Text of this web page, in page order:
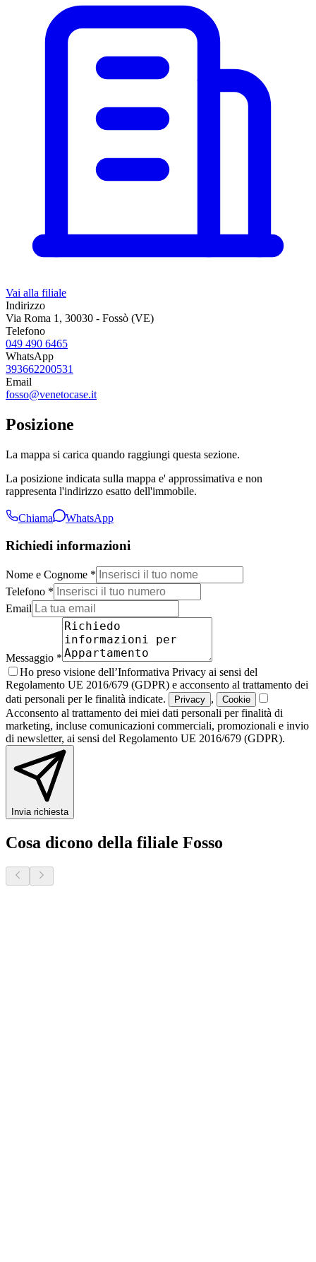
Vai alla filiale
Indirizzo
Via Roma 1, 30030 - Fossò (VE)
Telefono
049 490 6465
WhatsApp
393662200531
Email
fosso@venetocase.it
Posizione
La mappa si carica quando raggiungi questa sezione.
La posizione indicata sulla mappa e' approssimativa e non
rappresenta l'indirizzo esatto dell'immobile.
Chiama WhatsApp
Richiedi informazioni
Nome e Cognome *
Telefono *
Email
Messaggio *
Ho preso visione dell’Informativa Privacy ai sensi del
Regolamento UE 2016/679 (GDPR) e acconsento al trattamento dei
dati personali per le finalità indicate.
Privacy , Cookie
Acconsento al trattamento dei miei dati personali per finalità di
marketing, incluse comunicazioni commerciali, promozionali e invio
di newsletter, ai sensi del Regolamento UE 2016/679 (GDPR).
Invia richiesta
Cosa dicono della filiale Fosso